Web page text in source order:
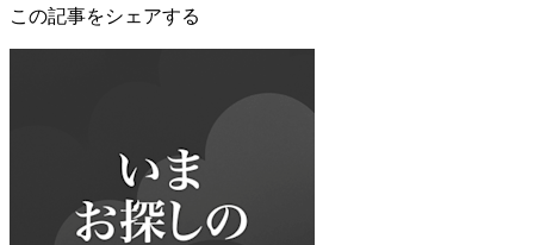
この記事をシェアする